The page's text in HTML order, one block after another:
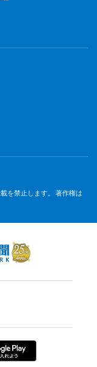
を禁止します。 著作権は